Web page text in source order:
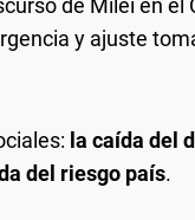
de Milei en el
y ajuste
la caída del
del riesgo país.